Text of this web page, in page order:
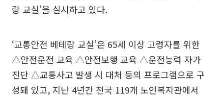
랑 교실’을 실시하고 있다.
‘교통안전 베테랑 교실’은 65세 이상 고령자를 위한
△안전운전 교육 △안전보행 교육 △운전능력 자가
진단 △교통사고 발생 시 대처 등의 프로그램으로 구
성돼 있고, 지난 4년간 전국 119개 노인복지관에서